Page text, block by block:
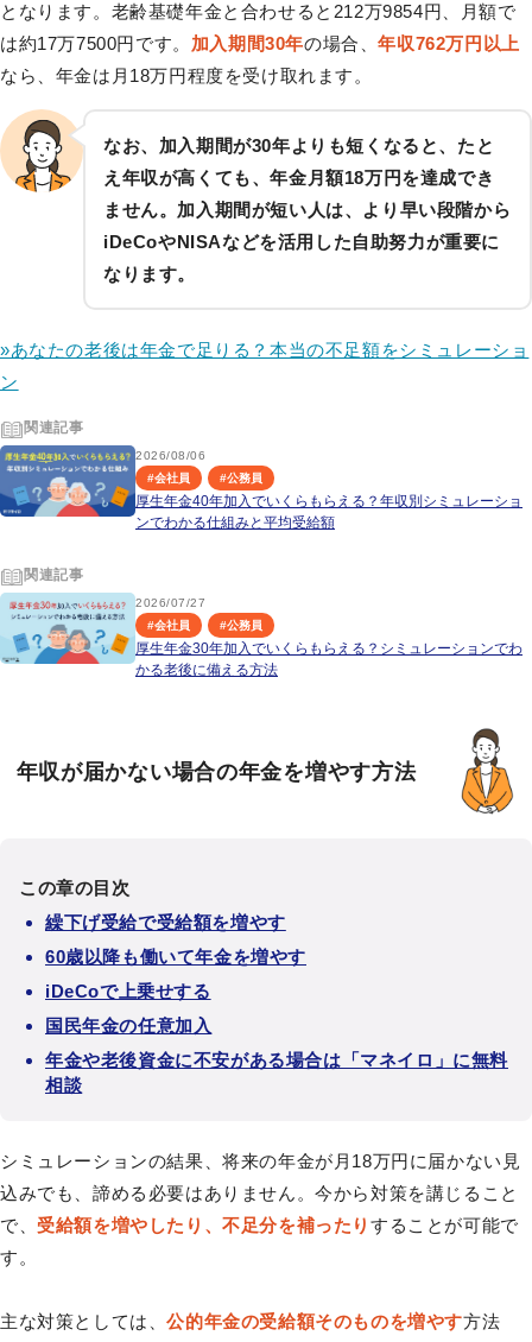
となります。老齢基礎年金と合わせると212万9854円、月額で
は約17万7500円です。 加入期間30年の場合、年収762万円以上
なら、年金は月18万円程度を受け取れます。
なお、加入期間が30年よりも短くなると、たと
え年収が高くても、年金月額18万円を達成でき
ません。加入期間が短い人は、より早い段階から
iDeCoやNISAなどを活用した自助努力が重要に
なります。
»あなたの老後は年金で足りる？本当の不足額をシミュレーショ
ン
関連記事
2026/08/06
#会社員 #公務員
厚生年金40年加入でいくらもらえる？年収別シミュレーショ
ンでわかる仕組みと平均受給額
関連記事
2026/07/27
#会社員 #公務員
厚生年金30年加入でいくらもらえる？シミュレーションでわ
かる老後に備える方法
年収が届かない場合の年金を増やす方法
この章の目次
繰下げ受給で受給額を増やす
60歳以降も働いて年金を増やす
iDeCoで上乗せする
国民年金の任意加入
年金や老後資金に不安がある場合は「マネイロ」に無料
相談
シミュレーションの結果、将来の年金が月18万円に届かない見
込みでも、諦める必要はありません。今から対策を講じること
で、 受給額を増やしたり、不足分を補ったりすることが可能で
す。
主な対策としては、公的年金の受給額そのものを増やす方法